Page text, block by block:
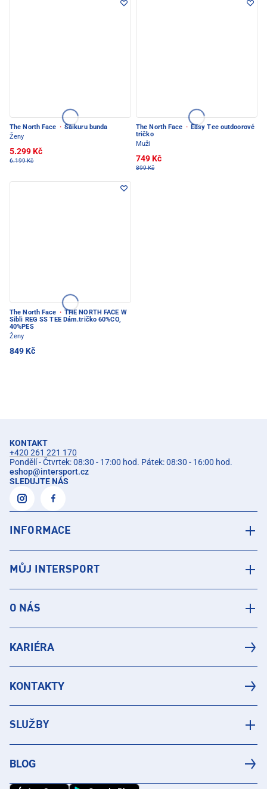
The North Face · Saikuru bunda
Ženy
5.299 Kč
6.199 Kč
The North Face · Easy Tee outdoorové
tričko
Muži
749 Kč
899 Kč
The North Face · THE NORTH FACE W
Sibli REG SS TEE Dám.tričko 60%CO,
40%PES
Ženy
849 Kč
KONTAKT
+420 261 221 170
Pondělí - Čtvrtek: 08:30 - 17:00 hod. Pátek: 08:30 - 16:00 hod.
eshop@intersport.cz
SLEDUJTE NÁS
INFORMACE
MŮJ INTERSPORT
O NÁS
KARIÉRA
KONTAKTY
SLUŽBY
BLOG